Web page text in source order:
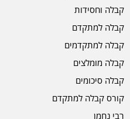
קבלה וחסידות
קבלה למתקדם
קבלה למתקדמים
קבלה מומלצים
קבלה סיכומים
קורס קבלה למתקדם
רבי נחמן